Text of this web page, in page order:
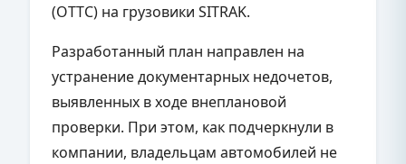
(ОТТС) на грузовики SITRAK.
Разработанный план направлен на
устранение документарных недочетов,
выявленных в ходе внеплановой
проверки. При этом, как подчеркнули в
компании, владельцам автомобилей не